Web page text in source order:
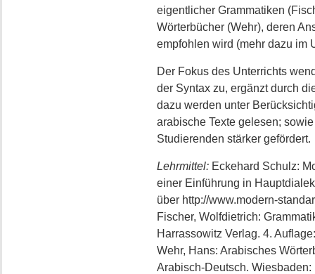
eigentlicher Grammatiken
Wörterbücher (Wehr), deren
empfohlen wird (mehr dazu im
Der Fokus des Unterrichts
der Syntax zu, ergänzt durch
dazu werden unter
arabische Texte gelesen;
Studierenden stärker gefördert.
Lehrmittel: Eckehard Schulz:
einer Einführung in
über http://www.modern-
Fischer, Wolfdietrich:
Harrassowitz Verlag. 4.
Wehr, Hans: Arabisches
Arabisch-Deutsch.